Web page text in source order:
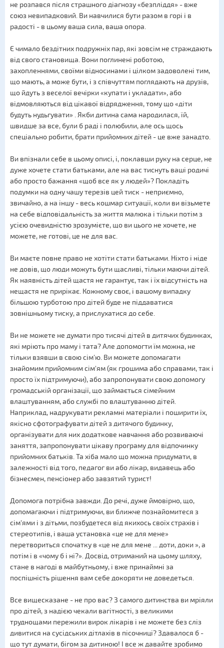
не розпався після страшного діагнозу «безпліддя» - вже
союз невипадковий. Ви навчилися бути разом в горі і в
радості - в цьому ваша сила, ваша опора.
Є чимало бездітних подружніх пар, які зовсім не страждають
від свого становища. Вони поглинені роботою,
захопленнями, своїми відносинами і цілком задоволені тим,
що мають, а може бути, і з співчуттям поглядають на друзів,
що йдуть з веселої вечірки «купати і укладати», або
відмовляються від цікавої відрядження, тому що «діти
будуть нудьгувати» . Якби дитина сама народилася, їй,
швидше за все, були б раді і полюбили, але ось щось
спеціально робити, брати прийомних дітей - це вже занадто.
Ви впізнали себе в цьому описі, і, поклавши руку на серце, не
дуже хочете стати батьками, але на вас тиснуть ваші родичі
або просто бажання «щоб все як у людей»? Покладіть
подумки на одну чашу терезів цей тиск - неприємно,
звичайно, а на іншу - весь кошмар ситуації, коли ви візьмете
на себе відповідальність за життя малюка і тільки потім з
усією очевидністю зрозумієте, що ви цього не хочете, не
можете, не готові, це не для вас.
Ви маєте повне право не хотіти стати батьками. Ніхто і ніде
не довів, що люди можуть бути щасливі, тільки маючи дітей.
Як наявність дітей щастя не гарантує, так і їх відсутність на
нещастя не прирікає. Кожному своє, і вашому випадку
більшою турботою про дітей буде не піддаватися
зовнішньому тиску, а прислухатися до себе.
Ви не можете не думати про тисячі дітей в дитячих будинках,
які мріють про маму і тата? Але допомогти їм можна, не
тільки взявши в свою сім'ю. Ви можете допомагати
знайомим прийомним сім'ям (як грошима або справами, так і
просто їх підтримуючи), або запропонувати свою допомогу
громадській організації, що займається сімейним
влаштуванням, або службі по влаштуванню дітей.
Наприклад, надрукувати рекламні матеріали і поширити їх,
якісно сфотографувати дітей з дитячого будинку,
організувати для них додаткове навчання або розвиваючі
заняття, запропонувати цікаву програму для відпочинку
прийомних батьків. Та хіба мало що можна придумати, в
залежності від того, педагог ви або лікар, видавець або
бізнесмен, пенсіонер або завзятий турист!
Допомога потрібна завжди. До речі, дуже ймовірно, що,
допомагаючи і підтримуючи, ви ближче познайомитеся з
сім'ями і з дітьми, позбудетеся від якихось своїх страхів і
стереотипів, і ваша установка «це не для мене»
перетвориться спочатку в «це не для мене ... доти, доки », а
потім і в «чому б і ні?». Досвід, отриманий на цьому шляху,
стане в нагоді в майбутньому, і вже принаймні за
поспішність рішення вам себе докоряти не доведеться.
Все вищесказане - не про вас? З самого дитинства ви мріяли
про дітей, з надією чекали вагітності, з великими
труднощами пережили вирок лікарів і не можете без сліз
дивитися на сусідських дітлахів в пісочниці? Здавалося б -
що тут думати, бігом за дитиною! І все ж давайте зробимо